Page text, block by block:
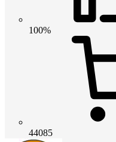
100%
44085